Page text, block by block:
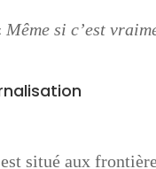
Même si c’est
situé aux